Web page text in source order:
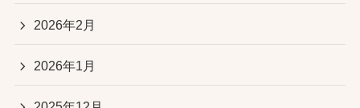
2026年2月
2026年1月